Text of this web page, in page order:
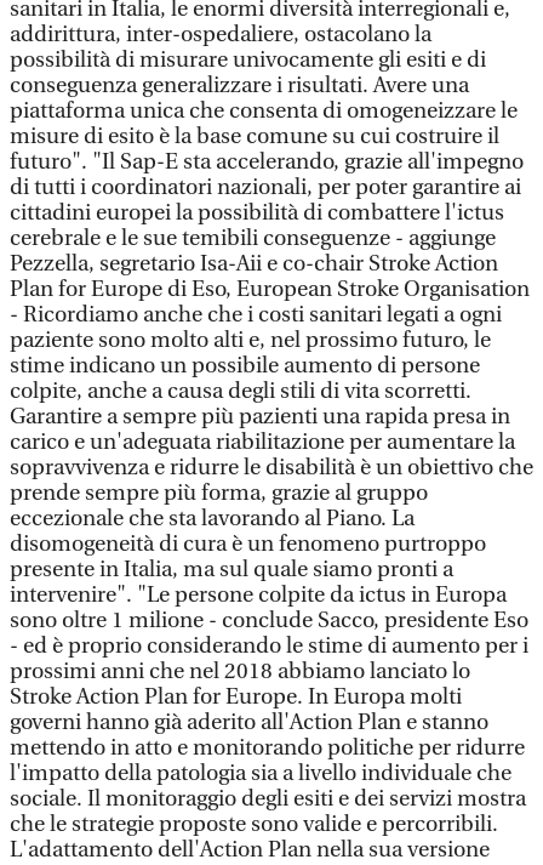
sanitari in Italia, le enormi diversità interregionali e,
addirittura, inter-ospedaliere, ostacolano la
possibilità di misurare univocamente gli esiti e di
conseguenza generalizzare i risultati. Avere una
piattaforma unica che consenta di omogeneizzare le
misure di esito è la base comune su cui costruire il
futuro". "Il Sap-E sta accelerando, grazie all'impegno
di tutti i coordinatori nazionali, per poter garantire ai
cittadini europei la possibilità di combattere l'ictus
cerebrale e le sue temibili conseguenze - aggiunge
Pezzella, segretario Isa-Aii e co-chair Stroke Action
Plan for Europe di Eso, European Stroke Organisation
- Ricordiamo anche che i costi sanitari legati a ogni
paziente sono molto alti e, nel prossimo futuro, le
stime indicano un possibile aumento di persone
colpite, anche a causa degli stili di vita scorretti.
Garantire a sempre più pazienti una rapida presa in
carico e un'adeguata riabilitazione per aumentare la
sopravvivenza e ridurre le disabilità è un obiettivo che
prende sempre più forma, grazie al gruppo
eccezionale che sta lavorando al Piano. La
disomogeneità di cura è un fenomeno purtroppo
presente in Italia, ma sul quale siamo pronti a
intervenire". "Le persone colpite da ictus in Europa
sono oltre 1 milione - conclude Sacco, presidente Eso
- ed è proprio considerando le stime di aumento per i
prossimi anni che nel 2018 abbiamo lanciato lo
Stroke Action Plan for Europe. In Europa molti
governi hanno già aderito all'Action Plan e stanno
mettendo in atto e monitorando politiche per ridurre
l'impatto della patologia sia a livello individuale che
sociale. Il monitoraggio degli esiti e dei servizi mostra
che le strategie proposte sono valide e percorribili.
L'adattamento dell'Action Plan nella sua versione